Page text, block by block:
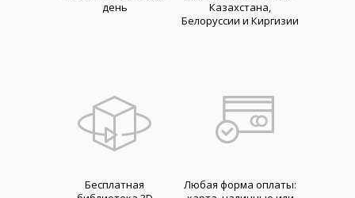
день
Казахстана,
Белоруссии и Киргизии
Бесплатная
Любая форма оплаты: